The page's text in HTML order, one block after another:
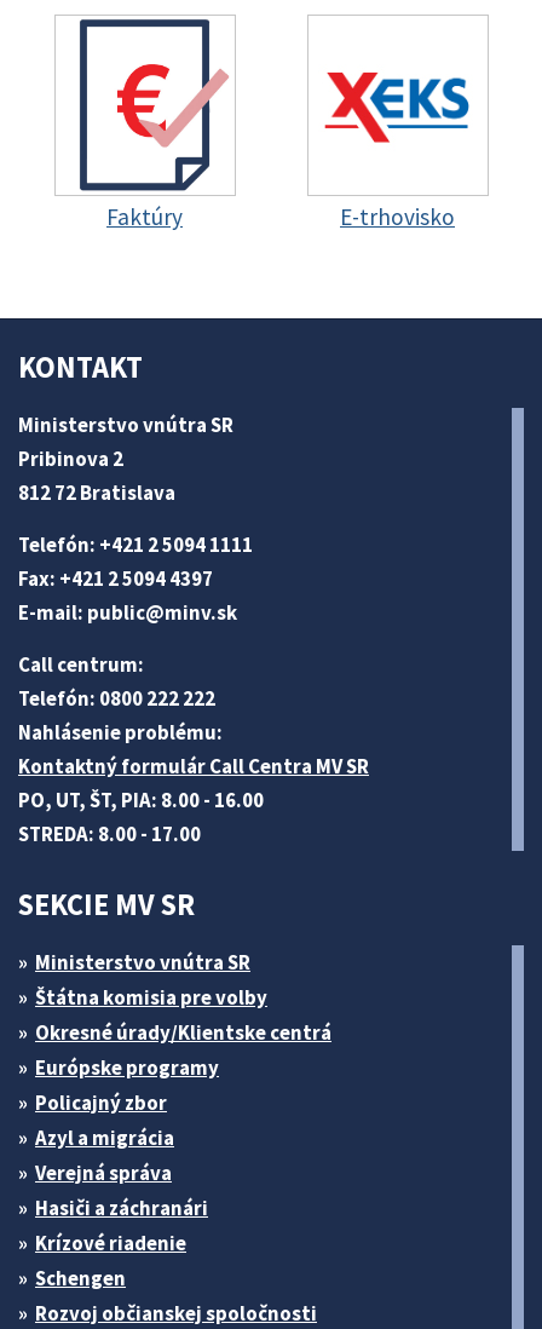
Faktúry E-trhovisko
KONTAKT
Ministerstvo vnútra SR
Pribinova 2
812 72 Bratislava
Telefón: +421 2 5094 1111
Fax: +421 2 5094 4397
E-mail: public@minv.sk
Call centrum:
Telefón: 0800 222 222
Nahlásenie problému:
Kontaktný formulár Call Centra MV SR
PO, UT, ŠT, PIA: 8.00 - 16.00
STREDA: 8.00 - 17.00
SEKCIE MV SR
Ministerstvo vnútra SR
Štátna komisia pre volby
Okresné úrady/Klientske centrá
Európske programy
Policajný zbor
Azyl a migrácia
Verejná správa
Hasiči a záchranári
Krízové riadenie
Schengen
Rozvoj občianskej spoločnosti